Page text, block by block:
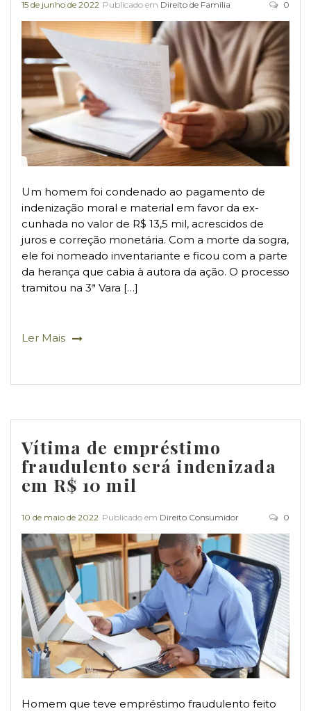
15 de junho de 2022 Publicado em Direito de Família 0
Um homem foi condenado ao pagamento de
indenização moral e material em favor da ex-
cunhada no valor de R$ 13,5 mil, acrescidos de
juros e correção monetária. Com a morte da sogra,
ele foi nomeado inventariante e ficou com a parte
da herança que cabia à autora da ação. O processo
tramitou na 3ª Vara […]
Ler Mais
Vítima de empréstimo
fraudulento será indenizada
em R$ 10 mil
10 de maio de 2022 Publicado em Direito Consumidor 0
Homem que teve empréstimo fraudulento feito